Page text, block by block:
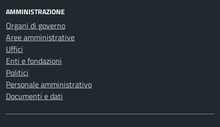
AMMINISTRAZIONE
Organi di governo
Aree amministrative
Uffici
Enti e fondazioni
Politici
Personale amministrativo
Documenti e dati